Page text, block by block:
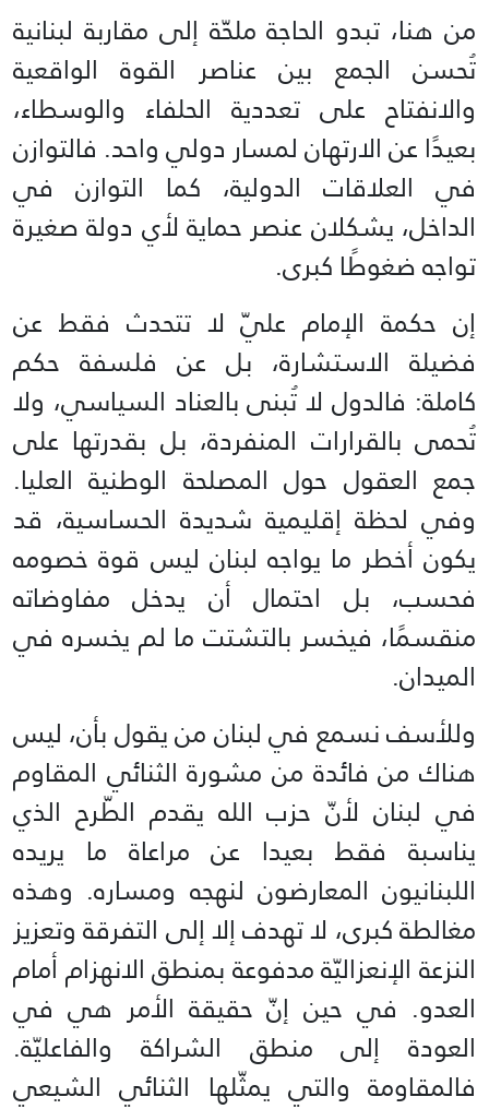
من هنا، تبدو الحاجة ملحّة إلى مقاربة لبنانية
تُحسن الجمع بين عناصر القوة الواقعية
والانفتاح على تعددية الحلفاء والوسطاء،
بعيدًا عن الارتهان لمسار دولي واحد. فالتوازن
في العلاقات الدولية، كما التوازن في
الداخل، يشكلان عنصر حماية لأي دولة صغيرة
تواجه ضغوطًا كبرى.
إن حكمة الإمام عليّ لا تتحدث فقط عن
فضيلة الاستشارة، بل عن فلسفة حكم
كاملة: فالدول لا تُبنى بالعناد السياسي، ولا
تُحمى بالقرارات المنفردة، بل بقدرتها على
جمع العقول حول المصلحة الوطنية العليا.
وفي لحظة إقليمية شديدة الحساسية، قد
يكون أخطر ما يواجه لبنان ليس قوة خصومه
فحسب، بل احتمال أن يدخل مفاوضاته
منقسمًا، فيخسر بالتشتت ما لم يخسره في
الميدان.
وللأسف نسمع في لبنان من يقول بأن، ليس
هناك من فائدة من مشورة الثنائي المقاوم
في لبنان لأنّ حزب الله يقدم الطّرح الذي
يناسبة فقط بعيدا عن مراعاة ما يريده
اللبنانيون المعارضون لنهجه ومساره. وهذه
مغالطة كبرى، لا تهدف إلا إلى التفرقة وتعزيز
النزعة الإنعزاليّة مدفوعة بمنطق الانهزام أمام
العدو. في حين إنّ حقيقة الأمر هي في
العودة إلى منطق الشراكة والفاعليّة.
فالمقاومة والتي يمثّلها الثنائي الشيعي